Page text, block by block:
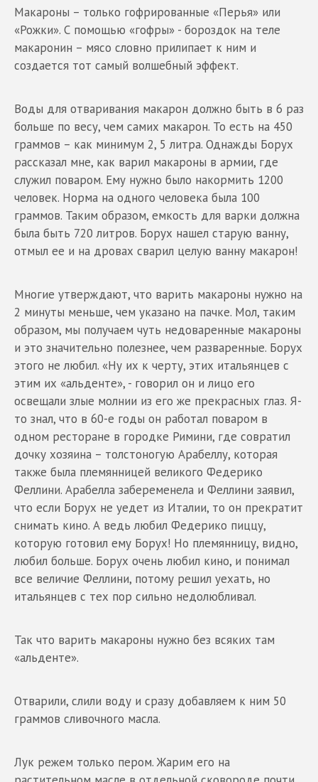
Макароны – только гофрированные «Перья» или
«Рожки». С помощью «гофры» - бороздок на теле
макаронин – мясо словно прилипает к ним и
создается тот самый волшебный эффект.
Воды для отваривания макарон должно быть в 6 раз
больше по весу, чем самих макарон. То есть на 450
граммов – как минимум 2, 5 литра. Однажды Борух
рассказал мне, как варил макароны в армии, где
служил поваром. Ему нужно было накормить 1200
человек. Норма на одного человека была 100
граммов. Таким образом, емкость для варки должна
была быть 720 литров. Борух нашел старую ванну,
отмыл ее и на дровах сварил целую ванну макарон!
Многие утверждают, что варить макароны нужно на
2 минуты меньше, чем указано на пачке. Мол, таким
образом, мы получаем чуть недоваренные макароны
и это значительно полезнее, чем разваренные. Борух
этого не любил. «Ну их к черту, этих итальянцев с
этим их «альденте», - говорил он и лицо его
освещали злые молнии из его же прекрасных глаз. Я-
то знал, что в 60-е годы он работал поваром в
одном ресторане в городке Римини, где совратил
дочку хозяина – толстоногую Арабеллу, которая
также была племянницей великого Федерико
Феллини. Арабелла забеременела и Феллини заявил,
что если Борух не уедет из Италии, то он прекратит
снимать кино. А ведь любил Федерико пиццу,
которую готовил ему Борух! Но племянницу, видно,
любил больше. Борух очень любил кино, и понимал
все величие Феллини, потому решил уехать, но
итальянцев с тех пор сильно недолюбливал.
Так что варить макароны нужно без всяких там
«альденте».
Отварили, слили воду и сразу добавляем к ним 50
граммов сливочного масла.
Лук режем только пером. Жарим его на